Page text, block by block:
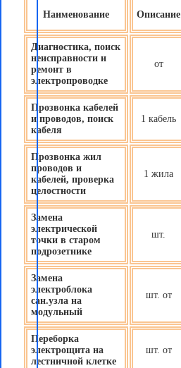
Наименование Описание
Диагностика, поиск
неисправности и
ремонт в
электропроводке
от
Прозвонка кабелей
и проводов, поиск
кабеля
1 кабель
Прозвонка жил
проводов и
кабелей, проверка
целостности
1 жила
Замена
электрической
точки в старом
подрозетнике
шт.
Замена
электроблока
сан.узла на
модульный
шт. от
Переборка
электрощита на
лестничной клетке
шт. от